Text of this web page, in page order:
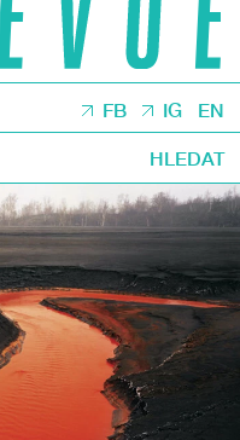
FB IG EN
HLEDAT